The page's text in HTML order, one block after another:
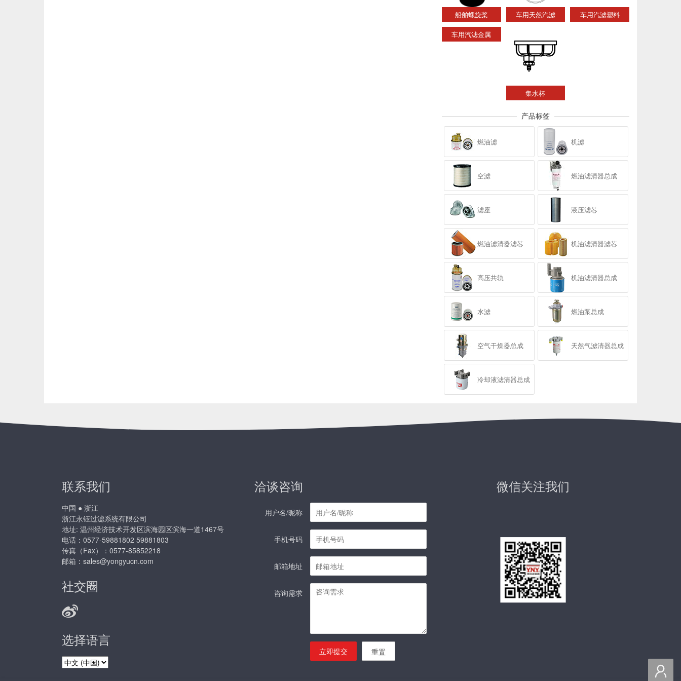
船舶螺旋桨 车用天然汽滤 车用汽滤塑料
车用汽滤金属
集水杯
产品标签
燃油滤 机滤
空滤 燃油滤清器总成
滤座 液压滤芯
燃油滤清器滤芯 机油滤清器滤芯
高压共轨 机油滤清器总成
水滤 燃油泵总成
空气干燥器总成 天然气滤清器总成
冷却液滤清器总成
联系我们
中国 ● 浙江
浙江永钰过滤系统有限公司
地址: 温州经济技术开发区滨海园区滨海一道1467号
电话：0577-59881802 59881803
传真（Fax）：0577-85852218
邮箱： sales@yongyucn.com
社交圈
选择语言
选
洽谈咨询
用户名/昵称
手机号码
邮箱地址
咨询需求
立即提交 重置
微信关注我们
